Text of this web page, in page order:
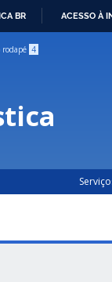
BR ACESSO À
rodapé 4